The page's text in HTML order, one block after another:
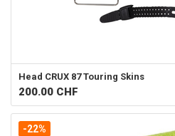
Head CRUX 87 Touring Skins
200.00 CHF
-22%